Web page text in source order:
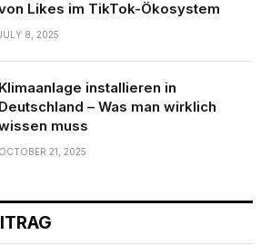
Likes im TikTok-Ökosystem
8, 2025
Klimaanlage installieren in
Deutschland – Was man wirklich
muss
OCTOBER 21, 2025